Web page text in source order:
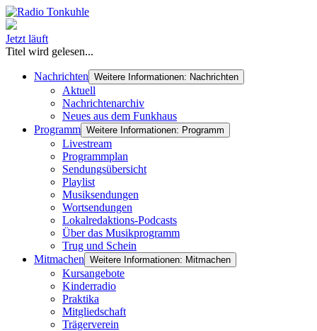
Jetzt läuft
Titel wird gelesen...
Nachrichten Weitere Informationen: Nachrichten
Aktuell
Nachrichtenarchiv
Neues aus dem Funkhaus
Programm Weitere Informationen: Programm
Livestream
Programmplan
Sendungsübersicht
Playlist
Musiksendungen
Wortsendungen
Lokalredaktions-Podcasts
Über das Musikprogramm
Trug und Schein
Mitmachen Weitere Informationen: Mitmachen
Kursangebote
Kinderradio
Praktika
Mitgliedschaft
Trägerverein